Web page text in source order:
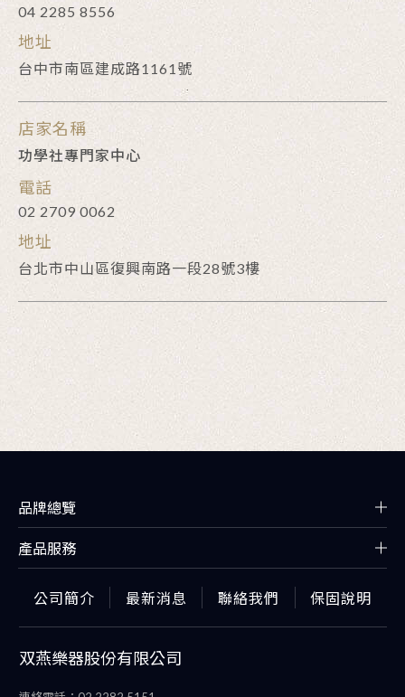
04 2285 8556
地址
台中市南區建成路1161號
店家名稱
功學社專門家中心
電話
02 2709 0062
地址
台北市中山區復興南路一段28號3樓
品牌總覽
產品服務
公司簡介 最新消息 聯絡我們 保固說明
双燕樂器股份有限公司